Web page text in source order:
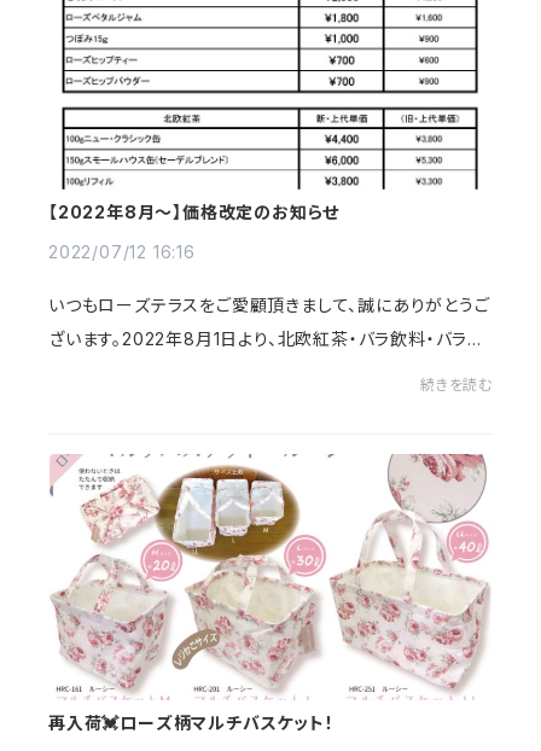
【2022年8月～】価格改定のお知らせ
2022/07/12 16:16
いつもローズテラスをご愛顧頂きまして、誠にありがとうご
ざいます。2022年8月1日より、北欧紅茶・バラ飲料・バラ食
続きを読む
再入荷💓ローズ柄マルチバスケット！